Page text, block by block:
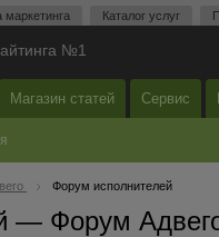
маркетинга Каталог услуг
№1
Магазин статей Сервис
Форум исполнителей
— Форум